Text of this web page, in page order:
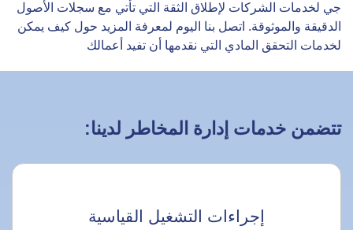
جي لخدمات الشركات لإطلاق الثقة التي تأتي مع سجلات الأصول
الدقيقة والموثوقة. اتصل بنا اليوم لمعرفة المزيد حول كيف يمكن
لخدمات التحقق المادي التي نقدمها أن تفيد أعمالك
تتضمن خدمات إدارة المخاطر لدينا:
إجراءات التشغيل القياسية